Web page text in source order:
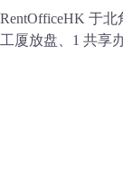
RentOfficeHK 于
工厦放盘、1 共享